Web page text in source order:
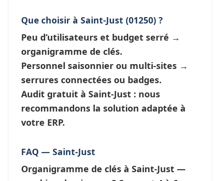
Que choisir à Saint-Just (01250) ?
Peu d’utilisateurs et budget serré →
organigramme de clés.
Personnel saisonnier ou multi-sites →
serrures connectées ou badges.
Audit gratuit à Saint-Just : nous
recommandons la solution adaptée à
votre ERP.
FAQ — Saint-Just
Organigramme de clés à Saint-Just —